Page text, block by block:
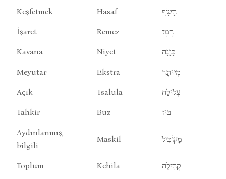
Keşfetmek Hasaf חָשָֹף
İşaret Remez רֶמֶז
Kavana Niyet כָּוָנָה
Meyutar Ekstra מְיוּתֶר
Açık Tsalula צְלוּלָה
Tahkir Buz בּוּז
Aydınlanmış,
bilgili
Maskil מָשְֹכִּיל
Toplum Kehila קְהִילָה